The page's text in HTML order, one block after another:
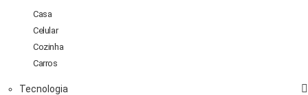
Casa
Celular
Cozinha
Carros
Tecnologia